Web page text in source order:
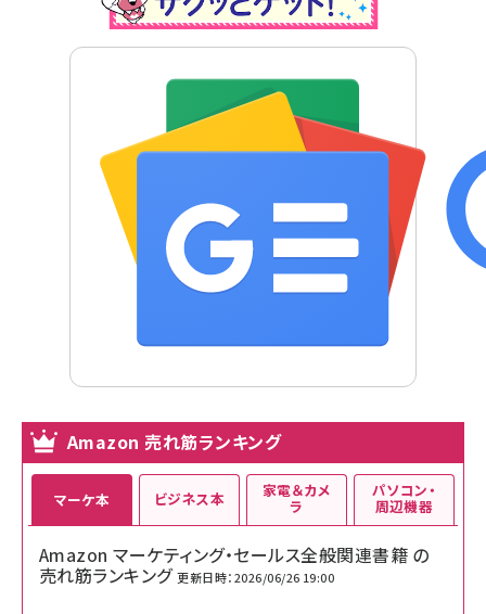
Amazon 売れ筋ランキング
マーケ本
Amazon マーケティング・セールス全般関連書籍 の
売れ筋ランキング 更新日時：2026/06/26 19:00
ビジネス本 家電＆カメ
ラ
パソコン・
周辺機器